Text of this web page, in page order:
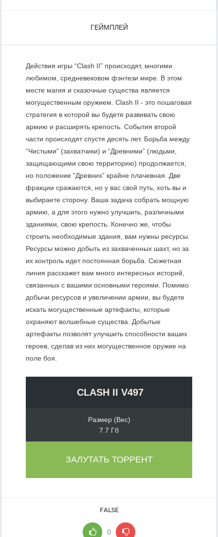
ГЕЙМПЛЕЙ
Действия игры “Clash II” происходят, многими
любимом, средневековом фэнтези мире. В этом
месте магия и сказочные существа является
могущественным оружием. Clash II - это пошаговая
стратегия в которой вы будете развивать свою
армию и расширять крепость. События второй
части происходят спустя десять лет. Борьба между
“Чистыми” (захватчики) и “Древними” (людьми,
защищающими свою территорию) продолжается,
но положение “Древних” крайне плачевная. Две
фракции сражаются, но у вас свой путь, хоть вы и
выбираете сторону. Ваша задача собрать мощную
армию, а для этого нужно улучшить, различными
зданиями, свою крепость. Конечно же, чтобы
строить необходимые здания, вам нужны ресурсы.
Ресурсы можно добыть из захваченных шахт, но за
их контроль идет постоянная борьба. Сюжетная
линия расскажет вам много интересных историй,
связанных с вашими основными героями. Помимо
добычи ресурсов и увеличении армии, вы будете
искать могущественные артефакты, которые
охраняют волшебные существа. Добытые
артефакты позволят улучшить способности ваших
героев, сделав из них могущественное оружие на
поле боя.
CLASH II V497
Размер (Вес)
7.7 Гб
ЗАЛУТАТЬ ТОРРЕНТ
FALSE
0